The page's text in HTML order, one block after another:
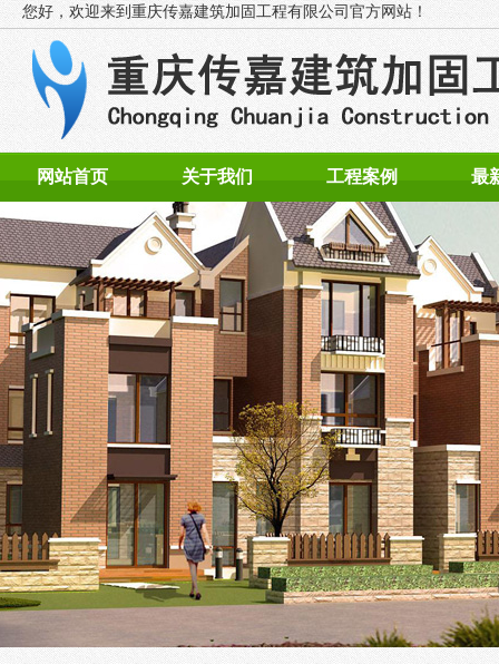
您好，欢迎来到重庆传嘉建筑加固工程有限公司官方网站！
网站首页 关于我们 工程案例 最